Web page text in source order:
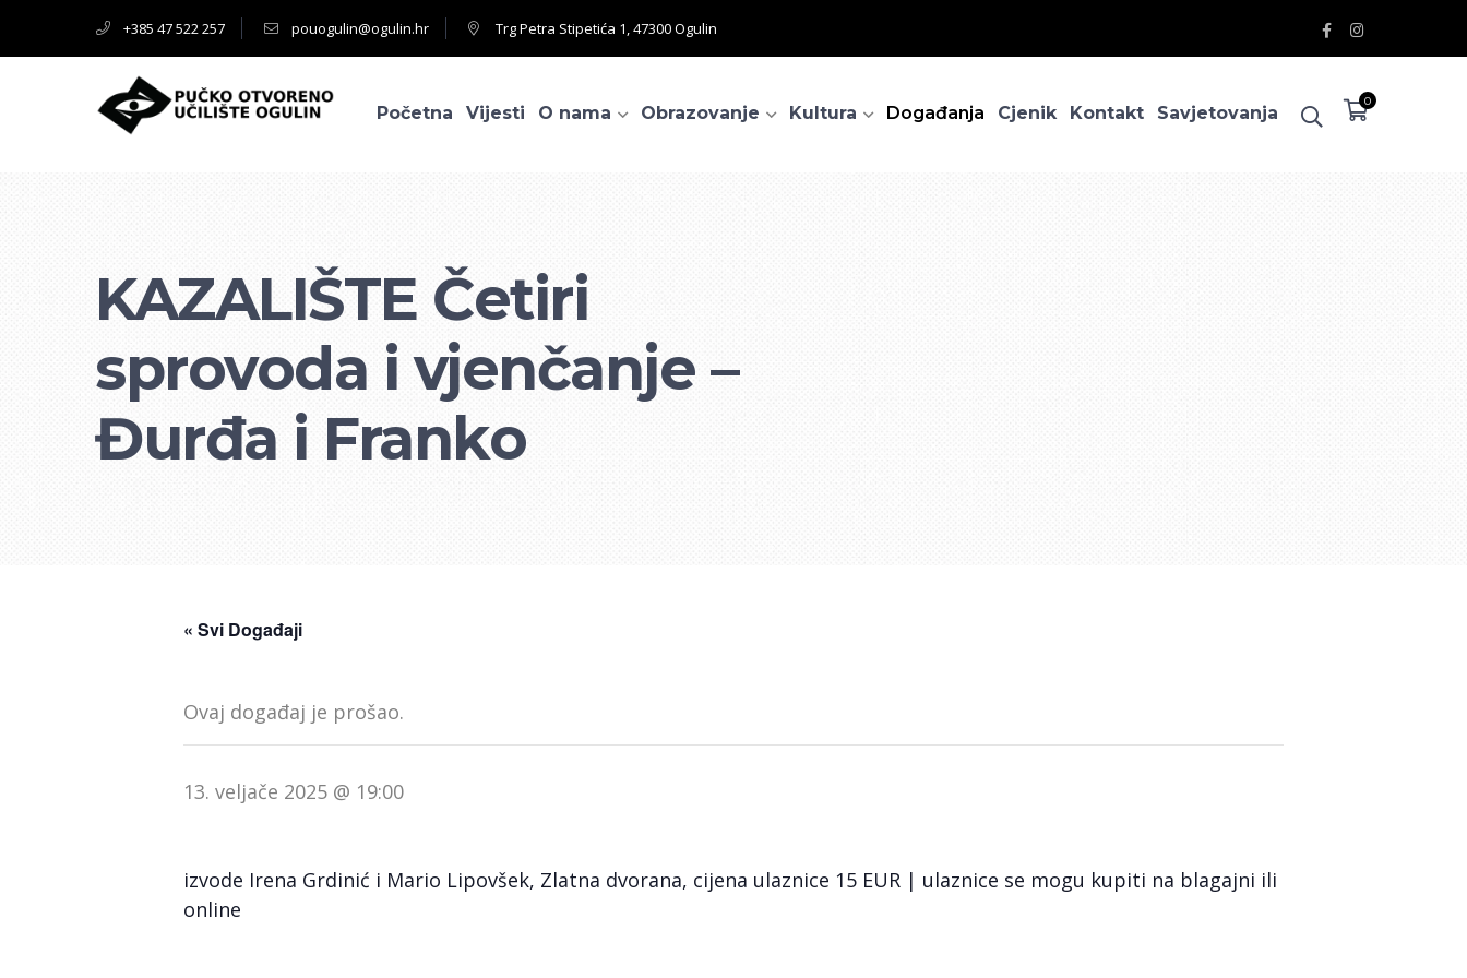
+385 47 522 257 pouogulin@ogulin.hr Trg Petra Stipetića 1, 47300 Ogulin
Facebook
Profile
Instagram
Profile
0
Početna Vijesti O nama Obrazovanje Kultura Događanja Cjenik Kontakt Savjetovanja
KAZALIŠTE Četiri
sprovoda i vjenčanje –
Đurđa i Franko
« Svi Događaji
Ovaj događaj je prošao.
13. veljače 2025 @ 19:00
izvode Irena Grdinić i Mario Lipovšek, Zlatna dvorana, cijena ulaznice 15 EUR | ulaznice se mogu kupiti na blagajni ili
online